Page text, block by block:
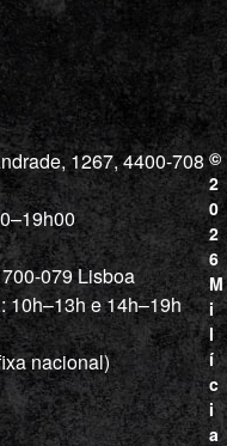
1267, 4400-708
079 Lisboa
10h–13h e 14h–19h
nacional)
©
2
0
2
6
M
i
l
í
c
i
a